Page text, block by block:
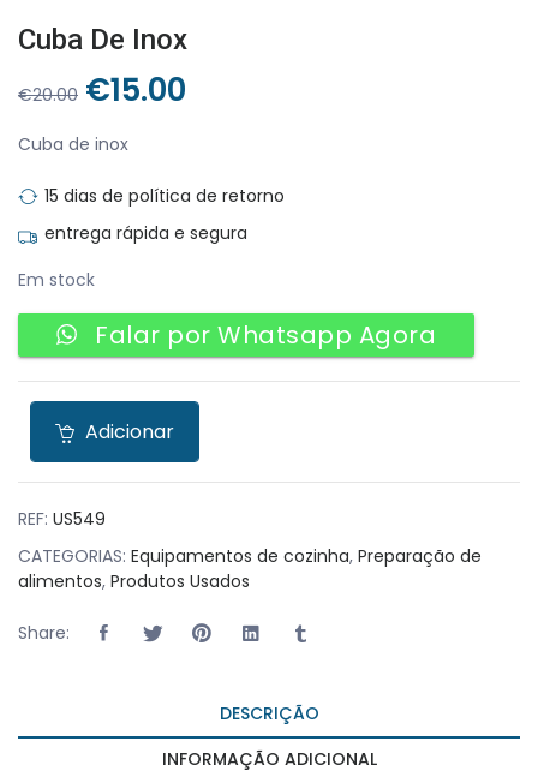
Cuba De Inox
€20.00 O
original
era:
€20.00.
€15.00
é:
€15.00.
Cuba de inox
15 dias de política de retorno
entrega rápida e segura
Em stock
Falar por Whatsapp Agora
Adicionar
REF: US549
CATEGORIAS: Equipamentos de cozinha, Preparação de
alimentos, Produtos Usados
Share:
DESCRIÇÃO
INFORMAÇÃO ADICIONAL